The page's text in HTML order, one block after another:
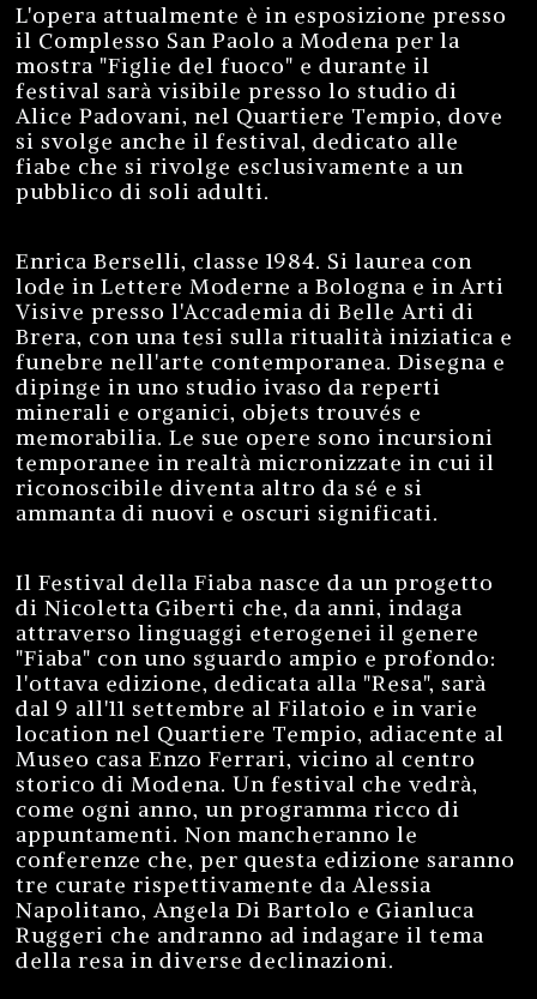
L'opera attualmente è in esposizione presso
il Complesso San Paolo a Modena per la
mostra "Figlie del fuoco" e durante il
festival sarà visibile presso lo studio di
Alice Padovani, nel Quartiere Tempio, dove
si svolge anche il festival, dedicato alle
fiabe che si rivolge esclusivamente a un
pubblico di soli adulti.
Enrica Berselli, classe 1984. Si laurea con
lode in Lettere Moderne a Bologna e in Arti
Visive presso l'Accademia di Belle Arti di
Brera, con una tesi sulla ritualità iniziatica e
funebre nell'arte contemporanea. Disegna e
dipinge in uno studio ivaso da reperti
minerali e organici, objets trouvés e
memorabilia. Le sue opere sono incursioni
temporanee in realtà micronizzate in cui il
riconoscibile diventa altro da sé e si
ammanta di nuovi e oscuri significati.
Il Festival della Fiaba nasce da un progetto
di Nicoletta Giberti che, da anni, indaga
attraverso linguaggi eterogenei il genere
"Fiaba" con uno sguardo ampio e profondo:
l'ottava edizione, dedicata alla "Resa", sarà
dal 9 all'11 settembre al Filatoio e in varie
location nel Quartiere Tempio, adiacente al
Museo casa Enzo Ferrari, vicino al centro
storico di Modena. Un festival che vedrà,
come ogni anno, un programma ricco di
appuntamenti. Non mancheranno le
conferenze che, per questa edizione saranno
tre curate rispettivamente da Alessia
Napolitano, Angela Di Bartolo e Gianluca
Ruggeri che andranno ad indagare il tema
della resa in diverse declinazioni.